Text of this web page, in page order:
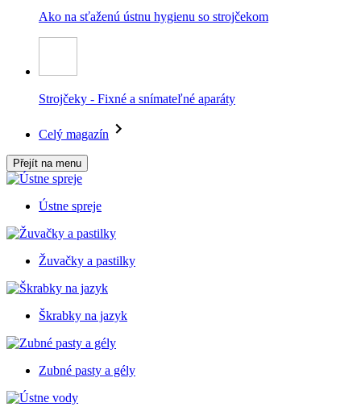
Ako na sťaženú ústnu hygienu so strojčekom
Strojčeky - Fixné a snímateľné aparáty
Celý magazín
Přejít na menu
Ústne spreje
Žuvačky a pastilky
Škrabky na jazyk
Zubné pasty a gély